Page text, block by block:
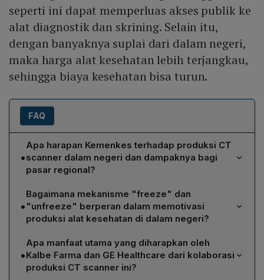
seperti ini dapat memperluas akses publik ke
alat diagnostik dan skrining. Selain itu,
dengan banyaknya suplai dari dalam negeri,
maka harga alat kesehatan lebih terjangkau,
sehingga biaya kesehatan bisa turun.
FAQ
•
Apa harapan Kemenkes terhadap produksi CT
scanner dalam negeri dan dampaknya bagi
pasar regional?
Kemenkes berharap produksi CT scanner Indonesia
tidak hanya mencukupi kebutuhan nasional, tetapi juga
dapat menembus pasar Asia Tenggara hingga tingkat
global. Dengan fasilitas perakitan hasil kolaborasi GE
Healthcare dan Kalbe Farma, diharapkan ekspor alat
diagnostik tingkat tinggi meningkat, mengurangi
ketergantungan pada impor dan memperkuat posisi
•
Bagaimana mekanisme "freeze" dan
"unfreeze" berperan dalam memotivasi
produksi alat kesehatan di dalam negeri?
Mekanisme "freeze" menahan impor alat kesehatan
tertentu, memaksa rumah produksi domestik untuk
memenuhi permintaan pasar. Setelah kapasitas lokal
•
Apa manfaat utama yang diharapkan oleh
Kalbe Farma dan GE Healthcare dari kolaborasi
produksi CT scanner ini?